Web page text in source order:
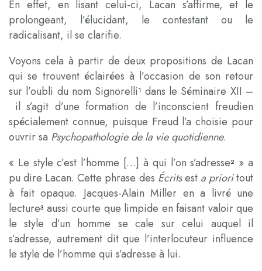
En effet, en lisant celui-ci, Lacan s’affirme, et le
prolongeant, l’élucidant, le contestant ou le
radicalisant, il se clarifie.
Voyons cela à partir de deux propositions de Lacan
qui se trouvent éclairées à l’occasion de son retour
sur l’oubli du nom Signorelli1 dans le Séminaire XII –
il s’agit d’une formation de l’inconscient freudien
spécialement connue, puisque Freud l’a choisie pour
ouvrir sa Psychopathologie de la vie quotidienne.
« Le style c’est l’homme […] à qui l’on s’adresse2 » a
pu dire Lacan. Cette phrase des Écritsest a prioritout
à fait opaque. Jacques-Alain Miller en a livré une
lecture3 aussi courte que limpide en faisant valoir que
le style d’un homme se cale sur celui auquel il
s’adresse, autrement dit que l’interlocuteur influence
le style de l’homme qui s’adresse à lui.